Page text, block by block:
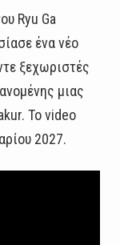
Ryu Ga
ένα νέο
ξεχωριστές
μιας
Το video
2027.